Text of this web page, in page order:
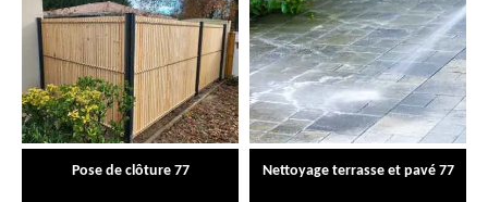
Pose de clôture 77 Nettoyage terrasse et pavé 77